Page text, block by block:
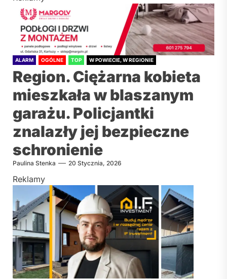
ALARM OGÓLNE TOP W POWIECIE, W REGIONIE
Region. Ciężarna kobieta
mieszkała w blaszanym
garażu. Policjantki
znalazły jej bezpieczne
schronienie
Paulina Stenka 20 Stycznia, 2026
Reklamy